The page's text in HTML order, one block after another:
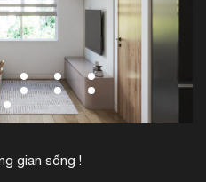
gian sống !